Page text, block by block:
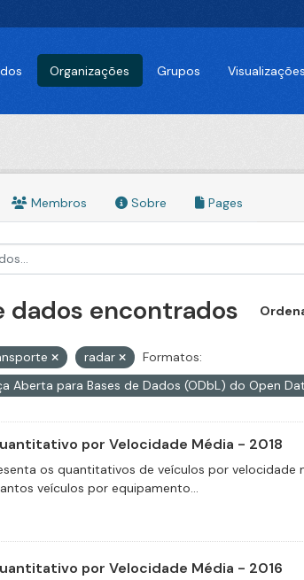
Organizações Grupos Visualizações
Membros Sobre Pages
dados encontrados
radar
Formatos:
Aberta para Bases de Dados (ODbL) do Open
por Velocidade Média - 2018
os quantitativos de veículos por velocidade
veículos por equipamento...
por Velocidade Média - 2016